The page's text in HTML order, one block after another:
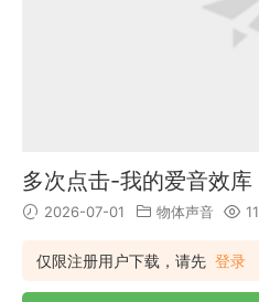
多次点击-我的爱音效库
2026-07-01 物体声音 11
仅限注册用户下载，请先 登录